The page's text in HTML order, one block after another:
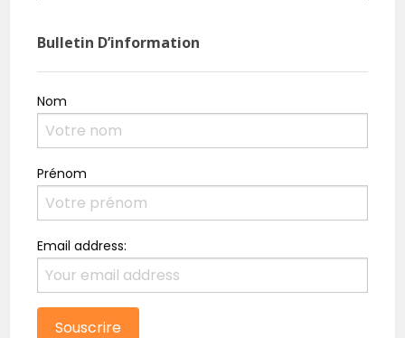
Bulletin D’information
Nom
Prénom
Email address: